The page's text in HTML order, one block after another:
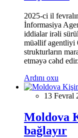
2025-ci il
İnformasiya
iddialar irəli
müəllif agentliyi
strukturların
etməyə cəhd edir.
Ardını oxu
13 Fevral
Moldova
bağlayır